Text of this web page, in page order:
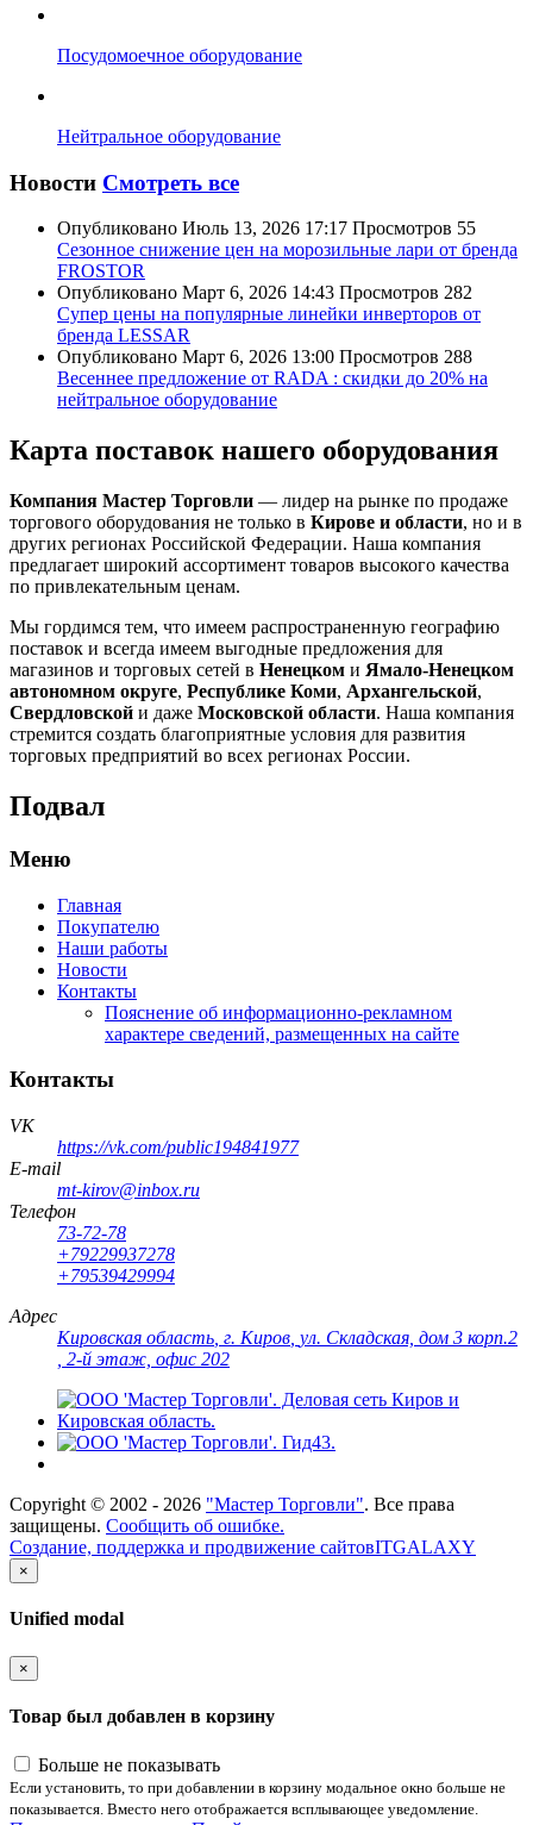
Посудомоечное оборудование
Нейтральное оборудование
Новости Смотреть все
Опубликовано Июль 13, 2026 17:17 Просмотров 55
Сезонное снижение цен на морозильные лари от бренда
FROSTOR
Опубликовано Март 6, 2026 14:43 Просмотров 282
Супер цены на популярные линейки инверторов от
бренда LESSAR
Опубликовано Март 6, 2026 13:00 Просмотров 288
Весеннее предложение от RADA : скидки до 20% на
нейтральное оборудование
Карта поставок нашего оборудования
Компания Мастер Торговли — лидер на рынке по продаже
торгового оборудования не только в Кирове и области, но и в
других регионах Российской Федерации. Наша компания
предлагает широкий ассортимент товаров высокого качества
по привлекательным ценам.
Мы гордимся тем, что имеем распространенную географию
поставок и всегда имеем выгодные предложения для
магазинов и торговых сетей в Ненецком и Ямало-Ненецком
автономном округе, Республике Коми, Архангельской,
Свердловской и даже Московской области. Наша компания
стремится создать благоприятные условия для развития
торговых предприятий во всех регионах России.
Подвал
Меню
Главная
Покупателю
Наши работы
Новости
Контакты
Пояснение об информационно-рекламном
характере сведений, размещенных на сайте
Контакты
VK
https://vk.com/public194841977
E-mail
mt-kirov@inbox.ru
Телефон
73-72-78
+79229937278
+79539429994
Адрес
Кировская область г. Киров ул. Складская, дом 3 корп.2
, 2-й этаж, офис 202
Copyright © 2002 - 2026 "Мастер Торговли". Все права
защищены. Сообщить об ошибке.
Создание, поддержка и продвижение сайтовITGALAXY
×
Unified modal
×
Товар был добавлен в корзину
Больше не показывать
Если установить, то при добавлении в корзину модальное окно больше не
показывается. Вместо него отображается всплывающее уведомление.